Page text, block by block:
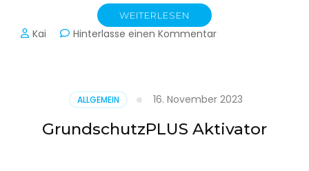
WEITERLESEN
Kai Hinterlasse einen Kommentarzu
Schlacht
im
Netz
ALLGEMEIN 16. November 2023
GrundschutzPLUS Aktivator